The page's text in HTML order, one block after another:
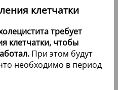
клетчатки
требует
клетчатки, чтобы
При этом будут
необходимо в период